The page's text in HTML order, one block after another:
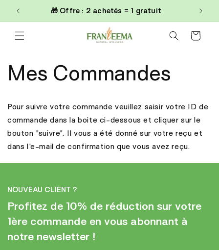
passer
au
🎁 Offre : 2 achetés = 1 gratuit
Panier
Mes Commandes
Pour suivre votre commande veuillez saisir votre ID de
commande dans la boite ci-dessous et cliquer sur le
bouton "suivre". Il vous a été donné sur votre reçu et
dans l'e-mail de confirmation que vous avez reçu.
NOUVEAU CLIENT ?
Profitez de 10% de réduction sur votre
1ère commande en vous abonnant à
notre newsletter !